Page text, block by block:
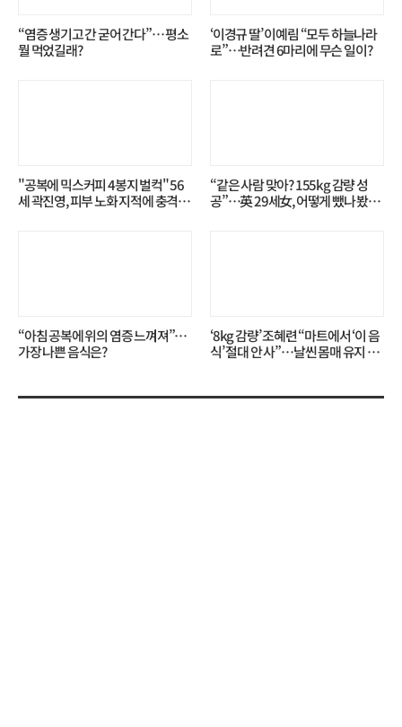
“염증 생기고 간 굳어 간다”… 평소
뭘 먹었길래?
‘이경규 딸’ 이예림 “모두 하늘나라
로”⋯반려견 6마리에 무슨 일이?
"공복에 믹스커피 4봉지 벌컥" 56
세 곽진영, 피부 노화 지적에 충격…
“같은 사람 맞아? 155kg 감량 성
공”…英 29세女, 어떻게 뺐나 봤더
“아침 공복에 위의 염증 느껴져”…
가장 나쁜 음식은?
‘8kg 감량’ 조혜련 “마트에서 ‘이 음
식’ 절대 안 사”…날씬 몸매 유지 비